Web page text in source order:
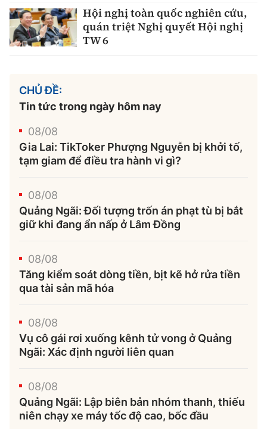
Hội nghị toàn quốc nghiên cứu,
quán triệt Nghị quyết Hội nghị
TW 6
CHỦ ĐỀ:
Tin tức trong ngày hôm nay
08/08
Gia Lai: TikToker Phượng Nguyễn bị khởi tố,
tạm giam để điều tra hành vi gì?
08/08
Quảng Ngãi: Đối tượng trốn án phạt tù bị bắt
giữ khi đang ẩn nấp ở Lâm Đồng
08/08
Tăng kiểm soát dòng tiền, bịt kẽ hở rửa tiền
qua tài sản mã hóa
08/08
Vụ cô gái rơi xuống kênh tử vong ở Quảng
Ngãi: Xác định người liên quan
08/08
Quảng Ngãi: Lập biên bản nhóm thanh, thiếu
niên chạy xe máy tốc độ cao, bốc đầu